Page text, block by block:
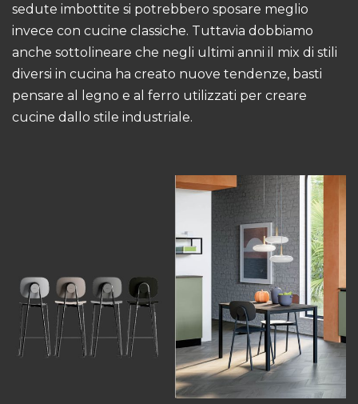
sedute imbottite si potrebbero sposare meglio
invece con cucine classiche. Tuttavia dobbiamo
anche sottolineare che negli ultimi anni il mix di stili
diversi in cucina ha creato nuove tendenze, basti
pensare al legno e al ferro utilizzati per creare
cucine dallo stile industriale.